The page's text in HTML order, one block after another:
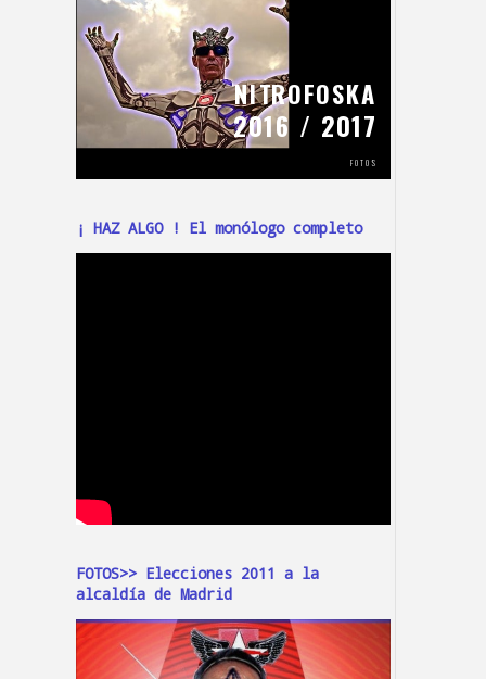
¡ HAZ ALGO ! El monólogo completo
FOTOS>> Elecciones 2011 a la
alcaldía de Madrid